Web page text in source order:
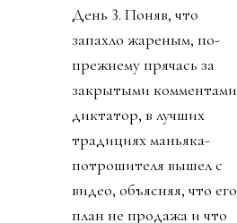
День 3. Поняв, что
запахло жареным, по-
прежнему прячась за
закрытыми комментами
диктатор, в лучших
традициях маньяка-
потрошителя вышел с
видео, объясняя, что его
план не продажа и что